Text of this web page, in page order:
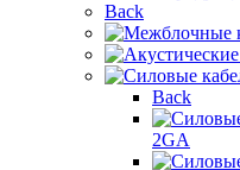
Back
Back
2GA